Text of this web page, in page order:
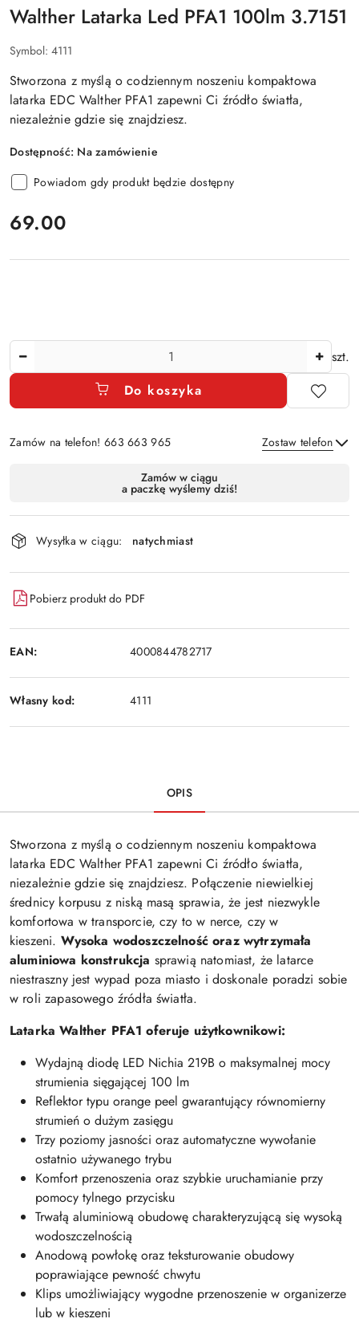
Walther Latarka Led PFA1 100lm 3.7151
Symbol: 4111
Stworzona z myślą o codziennym noszeniu kompaktowa
latarka EDC Walther PFA1 zapewni Ci źródło światła,
niezależnie gdzie się znajdziesz.
Dostępność: Na zamówienie
Powiadom gdy produkt będzie dostępny
cena:
69.00
szt.
Do koszyka
Zamów na telefon! 663 663 965 Zostaw telefon
Wyślij
dostawa
Zamów w ciągu
a paczkę wyślemy dziś!
Wysyłka w ciągu: natychmiast
Pobierz produkt do PDF
EAN: 4000844782717
Własny kod: 4111
OPIS
Stworzona z myślą o codziennym noszeniu kompaktowa
latarka EDC Walther PFA1 zapewni Ci źródło światła,
niezależnie gdzie się znajdziesz. Połączenie niewielkiej
średnicy korpusu z niską masą sprawia, że jest niezwykle
komfortowa w transporcie, czy to w nerce, czy w
kieszeni. Wysoka wodoszczelność oraz wytrzymała
aluminiowa konstrukcja sprawią natomiast, że latarce
niestraszny jest wypad poza miasto i doskonale poradzi sobie
w roli zapasowego źródła światła.
Latarka Walther PFA1 oferuje użytkownikowi:
Wydajną diodę LED Nichia 219B o maksymalnej mocy
strumienia sięgającej 100 lm
Reflektor typu orange peel gwarantujący równomierny
strumień o dużym zasięgu
Trzy poziomy jasności oraz automatyczne wywołanie
ostatnio używanego trybu
Komfort przenoszenia oraz szybkie uruchamianie przy
pomocy tylnego przycisku
Trwałą aluminiową obudowę charakteryzującą się wysoką
wodoszczelnością
Anodową powłokę oraz teksturowanie obudowy
poprawiające pewność chwytu
Klips umożliwiający wygodne przenoszenie w organizerze
lub w kieszeni